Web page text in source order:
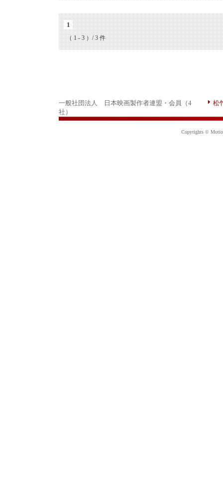
1
（ 1 - 3 ）/ 3 件
一般社団法人 日本映画製作者連盟・会員（4
社）
松
Copyrights ©